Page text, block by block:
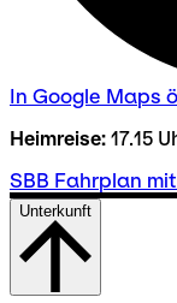
In Google Maps
Heimreise: 17.15
SBB Fahrplan
Unterkunft